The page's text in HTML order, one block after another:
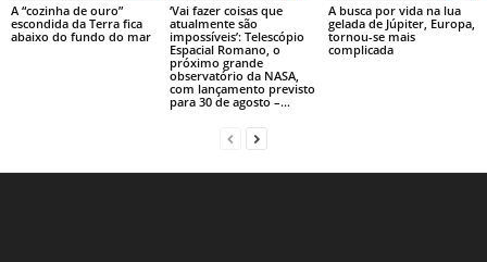
A “cozinha de ouro”
escondida da Terra fica
abaixo do fundo do mar
‘Vai fazer coisas que
atualmente são
impossíveis’: Telescópio
Espacial Romano, o
próximo grande
observatório da NASA,
com lançamento previsto
para 30 de agosto –...
A busca por vida na lua
gelada de Júpiter, Europa,
tornou-se mais
complicada